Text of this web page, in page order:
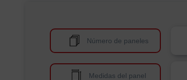
Número de paneles
Medidas del panel